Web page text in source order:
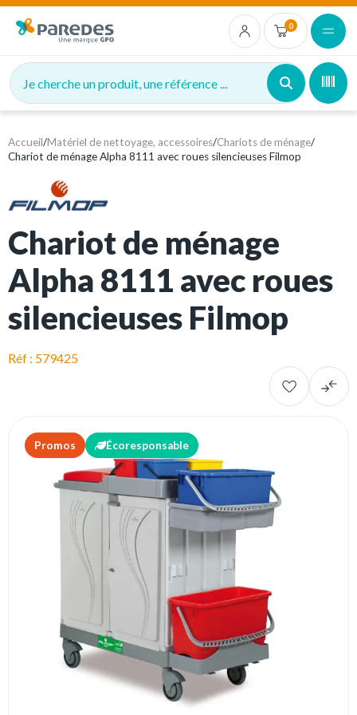
0
Je cherche un produit, une référence ...
Accueil/Matériel de nettoyage, accessoires/Chariots de ménage/
Chariot de ménage Alpha 8111 avec roues silencieuses Filmop
Chariot de ménage
Alpha 8111 avec roues
silencieuses Filmop
Réf : 579425
Promos Écoresponsable